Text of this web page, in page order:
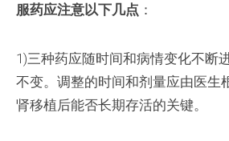
服药应注意以下几点 ：
1)三种药应随时间和病情变化不断
不变。调整的时间和剂量应由医生
肾移植后能否长期存活的关键。